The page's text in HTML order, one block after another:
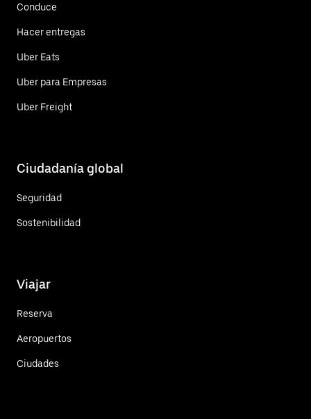
Conduce
Hacer entregas
Uber Eats
Uber para Empresas
Uber Freight
Ciudadanía global
Seguridad
Sostenibilidad
Viajar
Reserva
Aeropuertos
Ciudades